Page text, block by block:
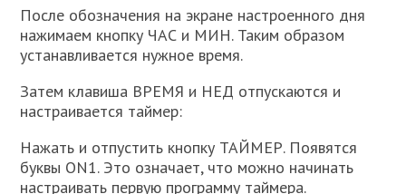
После обозначения на экране настроенного дня
нажимаем кнопку ЧАС и МИН. Таким образом
устанавливается нужное время.
Затем клавиша ВРЕМЯ и НЕД отпускаются и
настраивается таймер:
Нажать и отпустить кнопку ТАЙМЕР. Появятся
буквы ON1. Это означает, что можно начинать
настраивать первую программу таймера.